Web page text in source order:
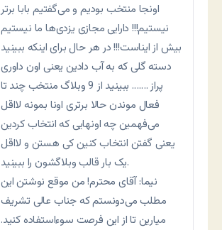
اونجا منتخب بودیم و می‌گفتیم بابا برتر
نیستیم!!! دارایی مجازی یزدی‌ها ما نیستیم
بیش از ایناست!!! در هر حال برای اینکه ببینید
دسته گلی که به آب دادین یعنی اون داوری
پراز ……. ببینید از 9 وبلاگ منتخب چند تا
فعال موندن حالا برتری اونا بمونه لااقل
می‌فهمین چه اونهایی که انتخاب کردین
یعنی گفتن انتخاب کنین کی هستن و لااقل
یک بار قالب وبلاگشون را ببینید.
نيما: آقای محترم! من موقع نوشتن اين
مطلب می‌دونستم که جناب عالی تشريف
ميارين تا از اين فرصت سوءاستفاده کنيد.